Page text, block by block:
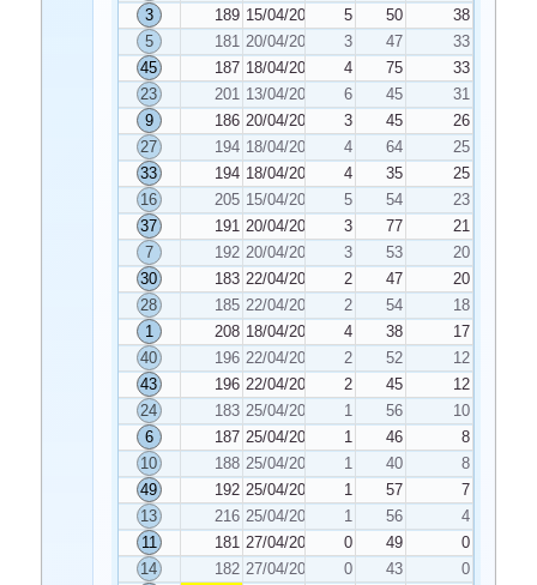
3
189 15/04/2020 5 50
38
5
181 20/04/2020 3 47
33
45
187 18/04/2020 4 75
33
23
201 13/04/2020 6 45
31
9
186 20/04/2020 3 45
26
27
194 18/04/2020 4 64
25
33
194 18/04/2020 4 35
25
16
205 15/04/2020 5 54
23
37
191 20/04/2020 3 77
21
7
192 20/04/2020 3 53
20
30
183 22/04/2020 2 47
20
28
185 22/04/2020 2 54
18
1
208 18/04/2020 4 38
17
40
196 22/04/2020 2 52
12
43
196 22/04/2020 2 45
12
24
183 25/04/2020 1 56
10
6
187 25/04/2020 1 46
8
10
188 25/04/2020 1 40
8
49
192 25/04/2020 1 57
7
13
216 25/04/2020 1 56
4
11
181 27/04/2020 0 49
0
14
182 27/04/2020 0 43
0